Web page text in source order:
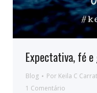
Expectativa, fé
Blog Por Keila C
1 Comentário